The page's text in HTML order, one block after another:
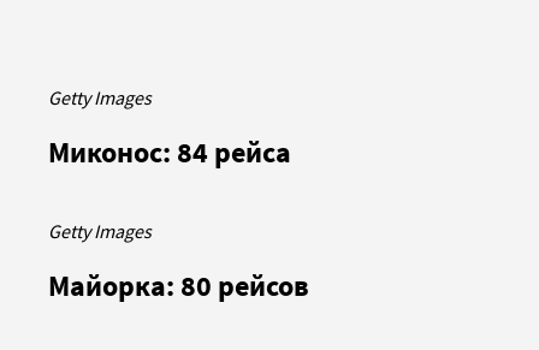
Getty Images
Миконос: 84 рейса
Getty Images
Майорка: 80 рейсов